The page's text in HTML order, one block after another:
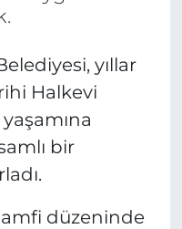
yıllar
Halkevi
bir
düzeninde